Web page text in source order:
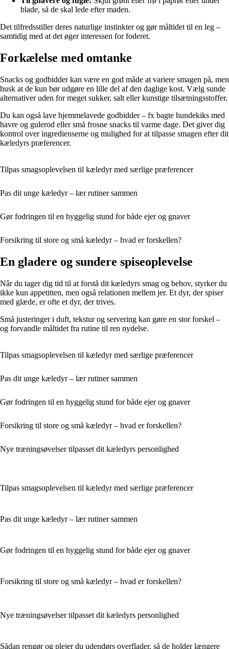
blade, så de skal lede efter maden.
Det tilfredsstiller deres naturlige instinkter og gør måltidet til en leg –
samtidig med at det øger interessen for foderet.
Forkælelse med omtanke
Snacks og godbidder kan være en god måde at variere smagen på, men
husk at de kun bør udgøre en lille del af den daglige kost. Vælg sunde
alternativer uden for meget sukker, salt eller kunstige tilsætningsstoffer.
Du kan også lave hjemmelavede godbidder – fx bagte hundekiks med
havre og gulerod eller små frosne snacks til varme dage. Det giver dig
kontrol over ingredienserne og mulighed for at tilpasse smagen efter dit
kæledyrs præferencer.
Tilpas smagsoplevelsen til kæledyr med særlige præferencer
Pas dit unge kæledyr – lær rutiner sammen
Gør fodringen til en hyggelig stund for både ejer og gnaver
Forsikring til store og små kæledyr – hvad er forskellen?
En gladere og sundere spiseoplevelse
Når du tager dig tid til at forstå dit kæledyrs smag og behov, styrker du
ikke kun appetitten, men også relationen mellem jer. Et dyr, der spiser
med glæde, er ofte et dyr, der trives.
Små justeringer i duft, tekstur og servering kan gøre en stor forskel –
og forvandle måltidet fra rutine til ren nydelse.
Tilpas smagsoplevelsen til kæledyr med særlige præferencer
Pas dit unge kæledyr – lær rutiner sammen
Gør fodringen til en hyggelig stund for både ejer og gnaver
Forsikring til store og små kæledyr – hvad er forskellen?
Nye træningsøvelser tilpasset dit kæledyrs personlighed
Tilpas smagsoplevelsen til kæledyr med særlige præferencer
Pas dit unge kæledyr – lær rutiner sammen
Gør fodringen til en hyggelig stund for både ejer og gnaver
Forsikring til store og små kæledyr – hvad er forskellen?
Nye træningsøvelser tilpasset dit kæledyrs personlighed
Sådan rengør og plejer du udendørs overflader, så de holder længere